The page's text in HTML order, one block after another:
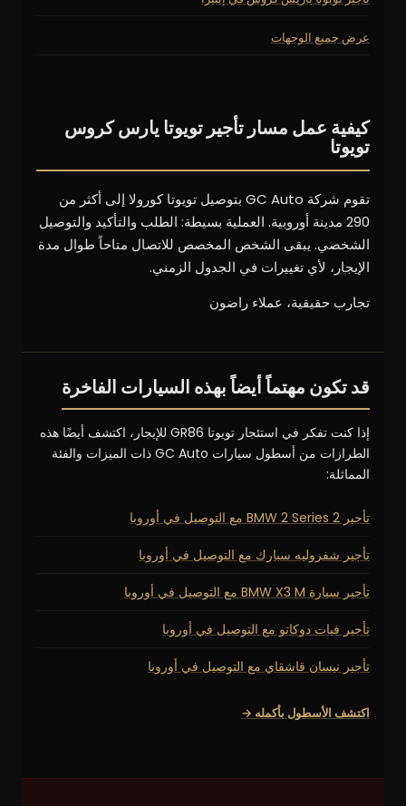
عرض جميع الوجهات
كيفية عمل مسار تأجير تويوتا يارس كروس
تويوتا
تقوم شركة GC Auto بتوصيل تويوتا كورولا إلى أكثر من
290 مدينة أوروبية. العملية بسيطة: الطلب والتأكيد والتوصيل
الشخصي. يبقى الشخص المخصص للاتصال متاحاً طوال مدة
الإيجار، لأي تغييرات في الجدول الزمني.
تجارب حقيقية، عملاء راضون
قد تكون مهتماً أيضاً بهذه السيارات الفاخرة
إذا كنت تفكر في استئجار تويوتا GR86 للإيجار، اكتشف أيضًا هذه
الطرازات من أسطول سيارات GC Auto ذات الميزات والفئة
المماثلة:
تأجير BMW 2 Series 2 مع التوصيل في أوروبا
تأجير شفروليه سبارك مع التوصيل في أوروبا
تأجير سيارة BMW X3 M مع التوصيل في أوروبا
تأجير فيات دوكاتو مع التوصيل في أوروبا
تأجير نيسان قاشقاي مع التوصيل في أوروبا
اكتشف الأسطول بأكمله →